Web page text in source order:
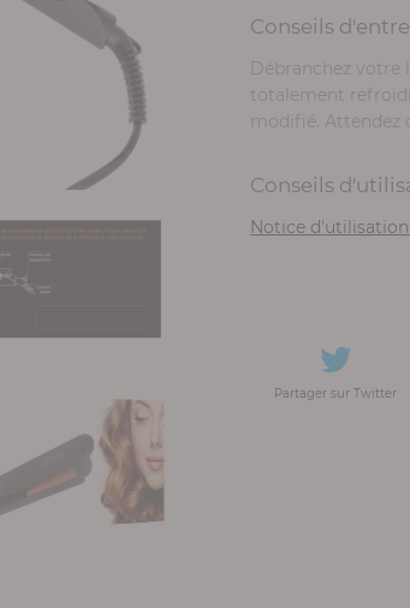
Conseils
Débranchez
totalement
modifié. Attendez
Conseils
Notice
Partager sur Twitter